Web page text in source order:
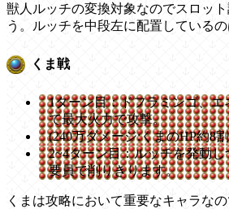
獣人ルッチの変換対象なのでスロッ
う。ルッチを中段左に配置しているの
くま戦
1ターン目：ドフラミンゴ、
て最大火力で攻撃。
(240万ダメージ:くまのHP約8
2~4ターン目：ルッチを発動
要員で削りきります。
くまは攻略において重要なキャラなの